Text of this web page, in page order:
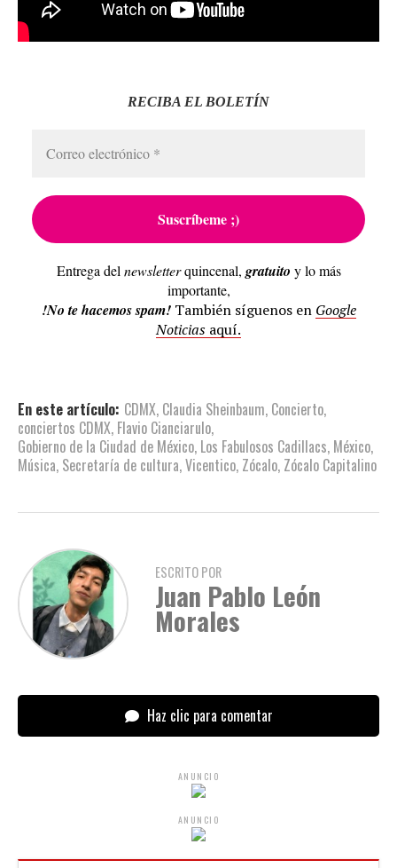
RECIBA EL BOLETÍN
Entrega del newsletterquincenal, gratuito y lo más
importante,
!No te hacemos spam!También síguenos en Google
Noticias aquí.
En este artículo: CDMX, Claudia Sheinbaum, Concierto,
conciertos CDMX, Flavio Cianciarulo,
Gobierno de la Ciudad de México, Los Fabulosos Cadillacs, México,
Música, Secretaría de cultura,Vicentico, Zócalo, Zócalo Capitalino
ESCRITO POR
Juan Pablo León
Morales
Haz clic para comentar
ANUNCIO
ANUNCIO